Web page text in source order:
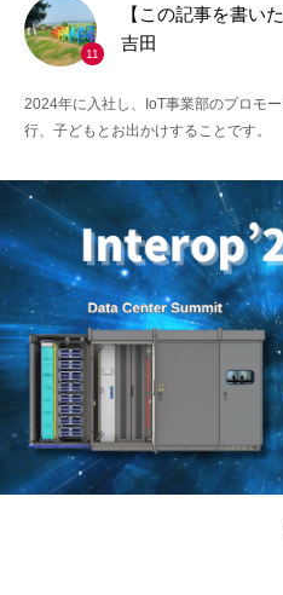
11
【この記事を書いた
吉田
2024年に入社し、IoT事業部のプロモ
行、子どもとお出かけすることです。